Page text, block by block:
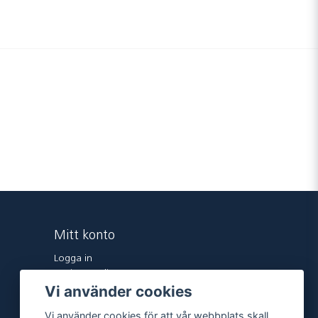
Mitt konto
Logga in
Glömt lösenord?
Vi använder cookies